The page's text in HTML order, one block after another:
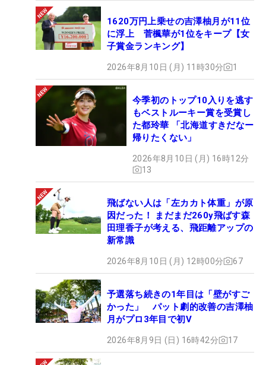
1620万円上乗せの吉澤柚月が11位
に浮上 菅楓華が1位をキープ【女
子賞金ランキング】
2026年8月10日 (月) 11時30分 1
今季初のトップ10入りを逃す
もベストルーキー賞を受賞し
た都玲華 「北海道すきだなー
帰りたくない」
2026年8月10日 (月) 16時12分
13
飛ばない人は「左カカト体重」が原
因だった！ まだまだ260y飛ばす森
田理香子が考える、飛距離アップの
新常識
2026年8月10日 (月) 12時00分 67
予選落ち続きの1年目は「壁がすご
かった」 パット劇的改善の吉澤柚
月がプロ3年目で初V
2026年8月9日 (日) 16時42分 17